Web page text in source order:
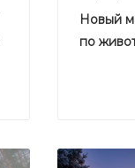
Новый
по